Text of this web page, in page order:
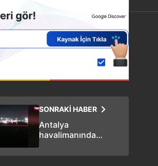
SONRAKİ HABER
Antalya
havalimanında
tahliye edildi: 89